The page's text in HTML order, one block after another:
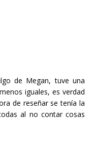
de Megan, tuve una
iguales, es verdad
de reseñar se tenía la
al no contar cosas